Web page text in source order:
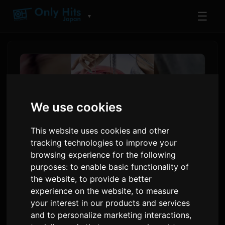
We use cookies
This website uses cookies and other
tracking technologies to improve your
browsing experience for the following
purposes:to enable basic functionality of
the website,to provide a better
experience on the website,to measure
your interest in our products and services
and to personalize marketing interactions,
▼ ☰
Shihori 'When I Decided Not
To Die' Degişli Täze Aýdym
Çykardy